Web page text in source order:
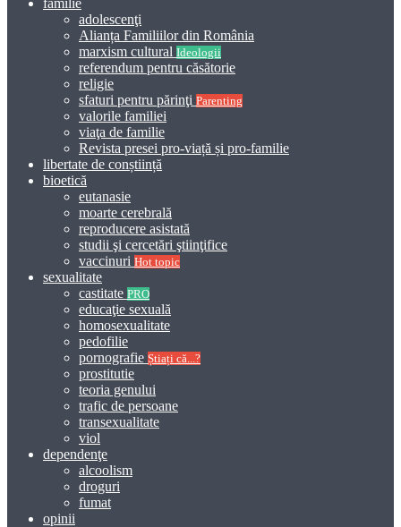
familie
adolescenţi
Alianța Familiilor din România
marxism cultural Ideologii
referendum pentru căsătorie
religie
sfaturi pentru părinţi Parenting
valorile familiei
viaţa de familie
Revista presei pro-viață și pro-familie
libertate de conștiință
bioetică
eutanasie
moarte cerebrală
reproducere asistată
studii şi cercetări ştiinţifice
vaccinuri Hot topic
sexualitate
castitate PRO
educaţie sexuală
homosexualitate
pedofilie
pornografie Știați că...?
prostitutie
teoria genului
trafic de persoane
transexualitate
viol
dependenţe
alcoolism
droguri
fumat
opinii